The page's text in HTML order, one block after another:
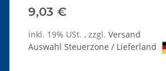
9,03 €
inkl. 19% USt. , zzgl. Versand
Auswahl Steuerzone / Lieferland